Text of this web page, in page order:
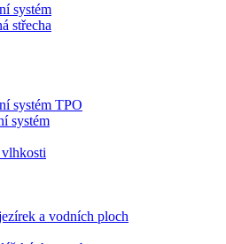
systém
střecha
systém TPO
systém
a vodních ploch